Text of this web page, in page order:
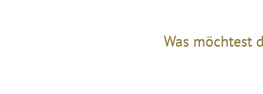
Was möchtest